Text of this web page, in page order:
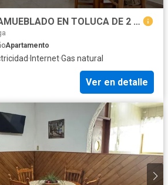
DEPARTAMENTO AMUEBLADO EN TOLUCA DE 2 RECAMARAS, CERCANO AL CENTRO
Apartamento
· Internet·Gas natural
Ver en detalle